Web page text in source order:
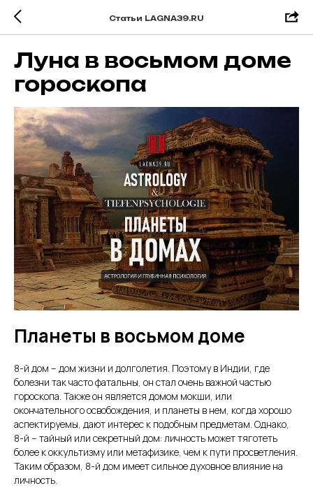
Статьи LAGNA39.RU
Луна в восьмом доме
гороскопа
Планеты в восьмом доме
8-й дом – дом жизни и долголетия. Поэтому в Индии, где
болезни так часто фатальны, он стал очень важной частью
гороскопа. Также он является домом мокши, или
окончательного освобождения, и планеты в нем, когда хорошо
аспектируемы, дают интерес к подобным предметам. Однако,
8-й – тайный или секретный дом: личность может тяготеть
более к оккультизму или метафизике, чем к пути просветления.
Таким образом, 8-й дом имеет сильное духовное влияние на
личность.